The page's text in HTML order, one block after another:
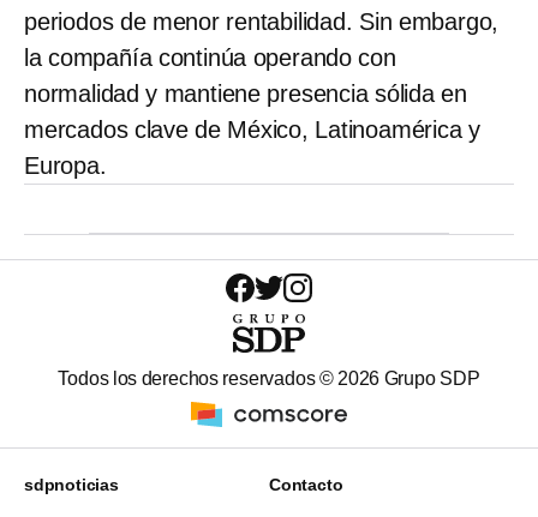
periodos de menor rentabilidad. Sin embargo,
la compañía continúa operando con
normalidad y mantiene presencia sólida en
mercados clave de México, Latinoamérica y
Europa.
Todos los derechos reservados © 2026 Grupo SDP
sdpnoticias Contacto